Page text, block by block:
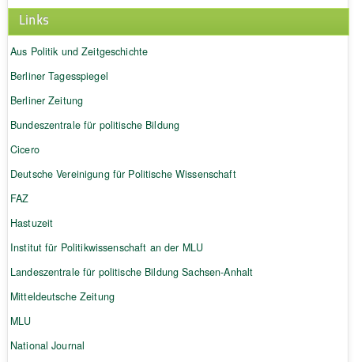
Links
Aus Politik und Zeitgeschichte
Berliner Tagesspiegel
Berliner Zeitung
Bundeszentrale für politische Bildung
Cicero
Deutsche Vereinigung für Politische Wissenschaft
FAZ
Hastuzeit
Institut für Politikwissenschaft an der MLU
Landeszentrale für politische Bildung Sachsen-Anhalt
Mitteldeutsche Zeitung
MLU
National Journal